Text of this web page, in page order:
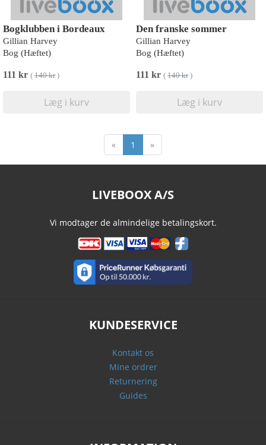
Bogklubben i Bordeaux
Gillian Harvey
Bog (Hæftet)
111 kr ( 140 kr)
Læg i kurv
Den franske sommer
Gillian Harvey
Bog (Hæftet)
111 kr ( 140 kr)
Læg i kurv
« 1 »
LIVEBOOX A/S
Vi modtager de almindelige betalingskort.
KUNDESERVICE
Kontakt os
Mine ordrer
Returnering
Guides